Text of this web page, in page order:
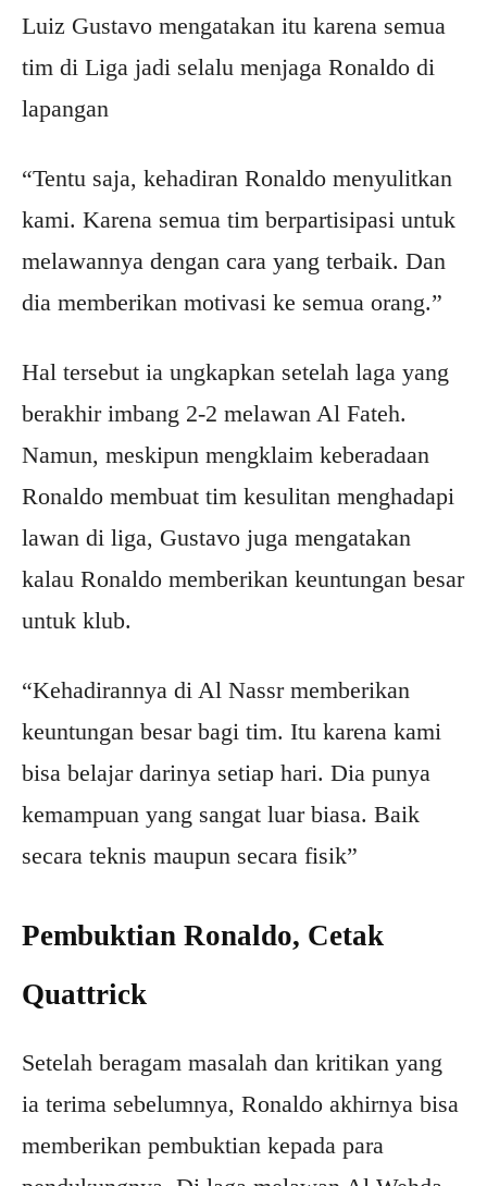
Luiz Gustavo mengatakan itu karena semua
tim di Liga jadi selalu menjaga Ronaldo di
lapangan
“Tentu saja, kehadiran Ronaldo menyulitkan
kami. Karena semua tim berpartisipasi untuk
melawannya dengan cara yang terbaik. Dan
dia memberikan motivasi ke semua orang.”
Hal tersebut ia ungkapkan setelah laga yang
berakhir imbang 2-2 melawan Al Fateh.
Namun, meskipun mengklaim keberadaan
Ronaldo membuat tim kesulitan menghadapi
lawan di liga, Gustavo juga mengatakan
kalau Ronaldo memberikan keuntungan besar
untuk klub.
“Kehadirannya di Al Nassr memberikan
keuntungan besar bagi tim. Itu karena kami
bisa belajar darinya setiap hari. Dia punya
kemampuan yang sangat luar biasa. Baik
secara teknis maupun secara fisik”
Pembuktian Ronaldo, Cetak
Quattrick
Setelah beragam masalah dan kritikan yang
ia terima sebelumnya, Ronaldo akhirnya bisa
memberikan pembuktian kepada para